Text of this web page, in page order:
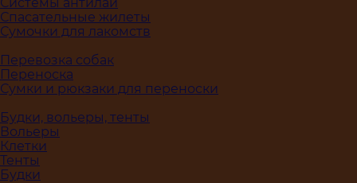
Спасательные жилеты
Сумочки для лакомств
Перевозка собак
Переноска
Сумки и рюкзаки для переноски
Будки, вольеры, тенты
Вольеры
Клетки
Тенты
Будки